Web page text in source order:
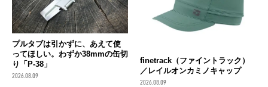
プルタブは引かずに、あえて使
ってほしい。わずか38mmの缶切
り「P-38」
2026.08.09
finetrack（ファイントラック）
／レイルオンカミノキャップ
2026.08.09